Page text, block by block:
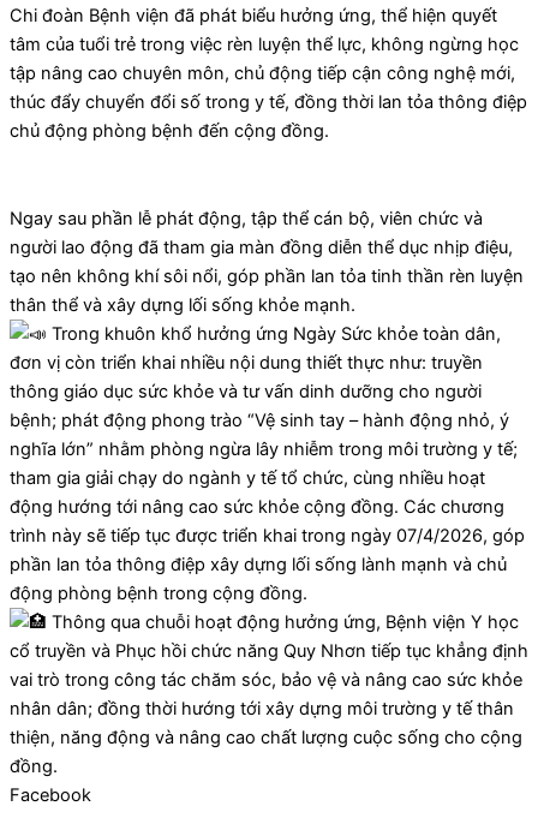
Chi đoàn Bệnh viện đã phát biểu hưởng ứng, thể hiện quyết
tâm của tuổi trẻ trong việc rèn luyện thể lực, không ngừng học
tập nâng cao chuyên môn, chủ động tiếp cận công nghệ mới,
thúc đẩy chuyển đổi số trong y tế, đồng thời lan tỏa thông điệp
chủ động phòng bệnh đến cộng đồng.
Ngay sau phần lễ phát động, tập thể cán bộ, viên chức và
người lao động đã tham gia màn đồng diễn thể dục nhịp điệu,
tạo nên không khí sôi nổi, góp phần lan tỏa tinh thần rèn luyện
thân thể và xây dựng lối sống khỏe mạnh.
Trong khuôn khổ hưởng ứng Ngày Sức khỏe toàn dân,
đơn vị còn triển khai nhiều nội dung thiết thực như: truyền
thông giáo dục sức khỏe và tư vấn dinh dưỡng cho người
bệnh; phát động phong trào “Vệ sinh tay – hành động nhỏ, ý
nghĩa lớn” nhằm phòng ngừa lây nhiễm trong môi trường y tế;
tham gia giải chạy do ngành y tế tổ chức, cùng nhiều hoạt
động hướng tới nâng cao sức khỏe cộng đồng. Các chương
trình này sẽ tiếp tục được triển khai trong ngày 07/4/2026, góp
phần lan tỏa thông điệp xây dựng lối sống lành mạnh và chủ
động phòng bệnh trong cộng đồng.
Thông qua chuỗi hoạt động hưởng ứng, Bệnh viện Y học
cổ truyền và Phục hồi chức năng Quy Nhơn tiếp tục khẳng định
vai trò trong công tác chăm sóc, bảo vệ và nâng cao sức khỏe
nhân dân; đồng thời hướng tới xây dựng môi trường y tế thân
thiện, năng động và nâng cao chất lượng cuộc sống cho cộng
đồng.
Facebook